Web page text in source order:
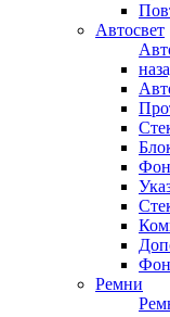
Автосвет
Ремни